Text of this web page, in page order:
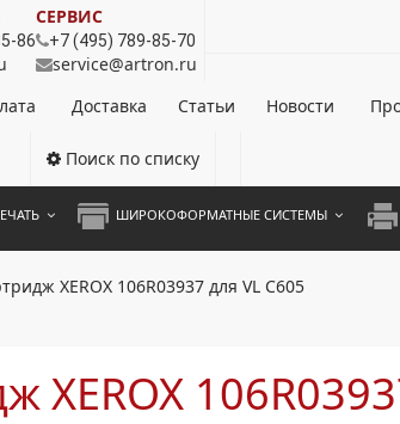
86
СЕРВИС
+7 (495) 789-85-70
service@artron.ru
Доставка Статьи Новости
Поиск по списку
ШИРОКОФОРМАТНЫЕ СИСТЕМЫ
А4
XEROX 106R03937 для VL C605
XEROX